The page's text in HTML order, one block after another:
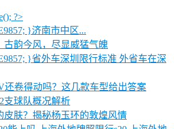
}济南市中区...
古韵今风，尽显威猛气魄
}省外车深圳限行标准 外省车在深
还卷得动吗？这几款车型给出答案
支球队概况解析
皮肤？揭秘杨玉环的敦煌风情